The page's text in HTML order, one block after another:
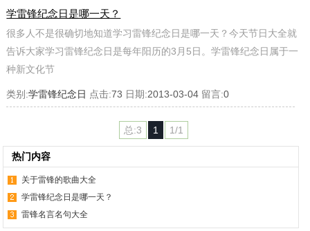
学雷锋纪念日是哪一天？
很多人不是很确切地知道学习雷锋纪念日是哪一天？今天节日大全就
告诉大家学习雷锋纪念日是每年阳历的3月5日。学雷锋纪念日属于一
种新文化节
类别:学雷锋纪念日 点击:73 日期:2013-03-04 留言:0
总:3 1 1/1
热门内容
关于雷锋的歌曲大全
学雷锋纪念日是哪一天？
雷锋名言名句大全